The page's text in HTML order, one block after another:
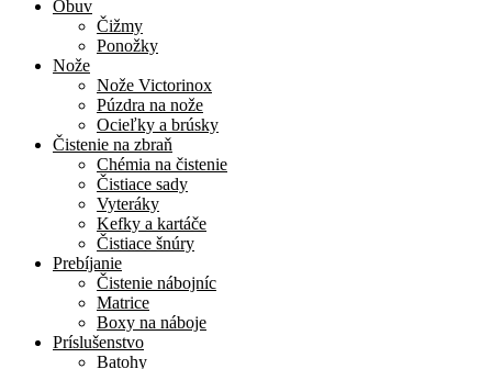
Obuv
Čižmy
Ponožky
Nože
Nože Victorinox
Púzdra na nože
Ocieľky a brúsky
Čistenie na zbraň
Chémia na čistenie
Čistiace sady
Vyteráky
Kefky a kartáče
Čistiace šnúry
Prebíjanie
Čistenie nábojníc
Matrice
Boxy na náboje
Príslušenstvo
Batohy